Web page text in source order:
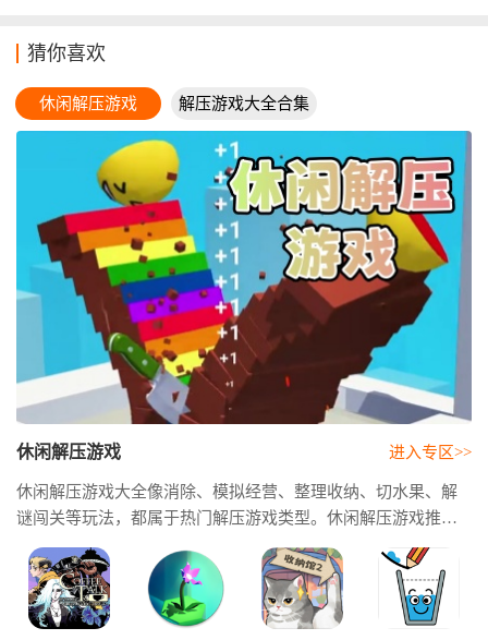
猜你喜欢
休闲解压游戏 解压游戏大全合集
休闲解压游戏
休闲解压游戏大全像消除、模拟经营、整理收纳、切水果、解
谜闯关等玩法，都属于热门解压游戏类型。休闲解压游戏推荐
最大的特点就是简单耐玩，不管是等车、下班还是睡前，都可
以随时玩上一会儿。最火休闲解压游戏像切割、挤压、收纳、
清洁等看似普通的玩法，现在都能带来意外的放松感。
进入专区>>